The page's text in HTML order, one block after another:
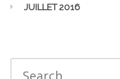
JUILLET 2016